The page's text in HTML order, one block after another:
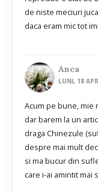
de niste meciuri
daca eram mic tot
Anca
LUNI, 18
Acum pe bune, mie
dar barem la un
draga Chinezule
despre mai mult
si ma bucur din
care i-ai amintit mai